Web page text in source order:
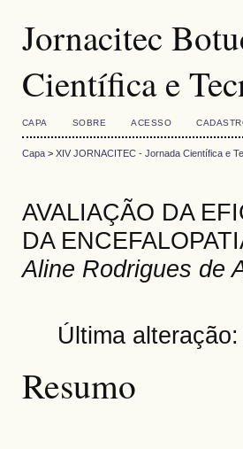
Jornacitec
Científica e
CAPA SOBRE ACESSO
Capa> XIV JORNACITEC - Jornada Científica e
AVALIAÇÃO DA
DA
Aline Rodrigues de
Última
Resumo